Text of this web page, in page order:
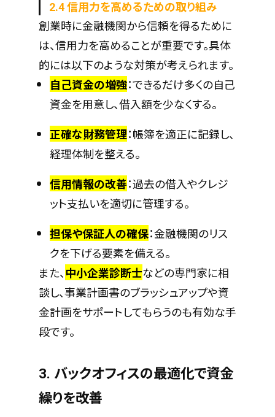
2.4 信用力を高めるための取り組み
創業時に金融機関から信頼を得るために
は、信用力を高めることが重要です。具体
的には以下のような対策が考えられます。
自己資金の増強：できるだけ多くの自己
資金を用意し、借入額を少なくする。
正確な財務管理：帳簿を適正に記録し、
経理体制を整える。
信用情報の改善：過去の借入やクレジ
ット支払いを適切に管理する。
担保や保証人の確保：金融機関のリス
クを下げる要素を備える。
また、中小企業診断士などの専門家に相
談し、事業計画書のブラッシュアップや資
金計画をサポートしてもらうのも有効な手
段です。
3. バックオフィスの最適化で資金
繰りを改善